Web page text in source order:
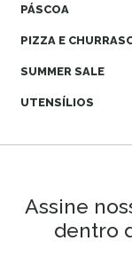
PÁSCOA
PIZZA E
SUMMER SALE
UTENSÍLIOS
Assine
dentro